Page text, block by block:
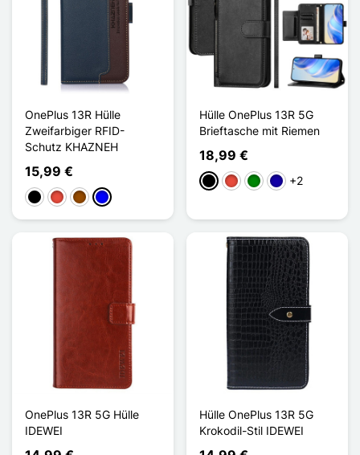
OnePlus 13R Hülle
Zweifarbiger RFID-
Schutz KHAZNEH
15,99 €
Schwarz
Rot BraunBlau
Hülle OnePlus 13R 5G
Brieftasche mit Riemen
18,99 €
Schwarz
Rot GrünDunkelblau
+2
OnePlus 13R 5G Hülle
IDEWEI
Hülle OnePlus 13R 5G
Krokodil-Stil IDEWEI